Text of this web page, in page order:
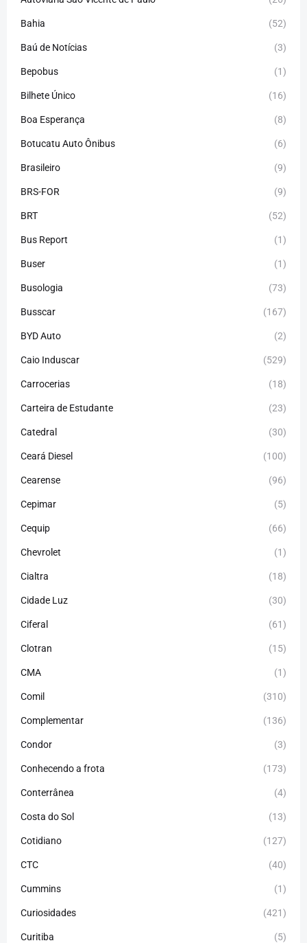
Bahia (52)
Baú de Notícias (3)
Bepobus (1)
Bilhete Único (16)
Boa Esperança (8)
Botucatu Auto Ônibus (6)
Brasileiro (9)
BRS-FOR (9)
BRT (52)
Bus Report (1)
Buser (1)
Busologia (73)
Busscar (167)
BYD Auto (2)
Caio Induscar (529)
Carrocerias (18)
Carteira de Estudante (23)
Catedral (30)
Ceará Diesel (100)
Cearense (96)
Cepimar (5)
Cequip (66)
Chevrolet (1)
Cialtra (18)
Cidade Luz (30)
Ciferal (61)
Clotran (15)
CMA (1)
Comil (310)
Complementar (136)
Condor (3)
Conhecendo a frota (173)
Conterrânea (4)
Costa do Sol (13)
Cotidiano (127)
CTC (40)
Cummins (1)
Curiosidades (421)
Curitiba (5)